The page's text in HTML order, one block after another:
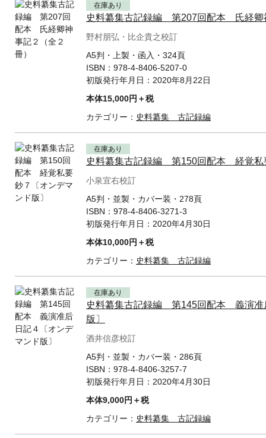
在庫あり
史料纂集古記録編 第207回配本 氏経卿
野村朋弘・比企貴之校訂
A5判・上製・函入・324頁
ISBN： 978-4-8406-5207-0
初版発行年月日： 2020年8月22日
本体15,000円＋税
カテゴリー： 史料纂集 古記録編
在庫あり
史料纂集古記録編 第150回配本 経覚私
小泉宜右校訂
A5判・並製・カバー装・278頁
ISBN： 978-4-8406-3271-3
初版発行年月日： 2020年4月30日
本体10,000円＋税
カテゴリー： 史料纂集 古記録編
在庫あり
史料纂集古記録編 第145回配本 義演准
版〕
酒井信彦校訂
A5判・並製・カバー装・286頁
ISBN： 978-4-8406-3257-7
初版発行年月日： 2020年4月30日
本体9,000円＋税
カテゴリー： 史料纂集 古記録編